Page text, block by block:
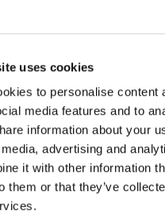
uses cookies
to personalise content
media features and to
information about your
advertising and
it with other information
them or that they’ve
binnen 1–2 werkdagen
vanaf € 20,-
retourneren
eens